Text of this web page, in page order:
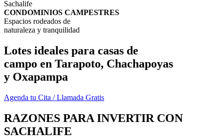
Sachalife
CONDOMINIOS CAMPESTRES
Espacios rodeados de
naturaleza y tranquilidad
Lotes ideales para casas de
campo en Tarapoto, Chachapoyas
y Oxapampa
Agenda tu Cita / Llamada Gratis
RAZONES PARA INVERTIR CON
SACHALIFE